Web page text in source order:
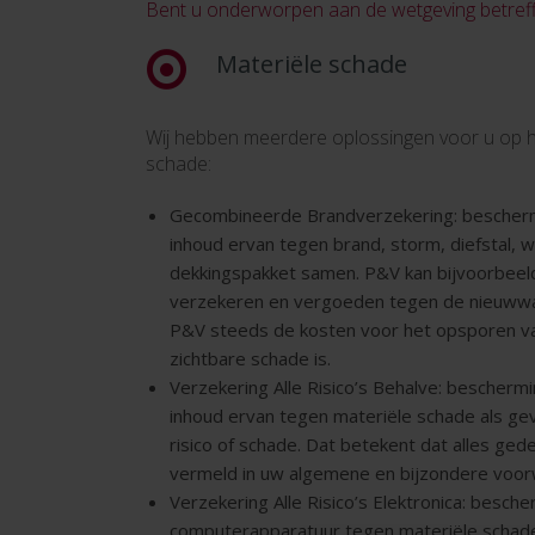
Bent u onderworpen aan de wetgeving
Materiële schade
Wij hebben meerdere oplossingen voor u op
schade:
Gecombineerde Brandverzekering:
inhoud ervan tegen brand, storm, diefstal,
dekkingspakket samen. P&V kan
verzekeren en vergoeden tegen de
P&V steeds de kosten voor het opsporen
zichtbare schade is.
Verzekering Alle Risico’s Behalve:
inhoud ervan tegen materiële schade als
risico of schade. Dat betekent dat alles
vermeld in uw algemene en bijzondere
Verzekering Alle Risico’s Elektronica: